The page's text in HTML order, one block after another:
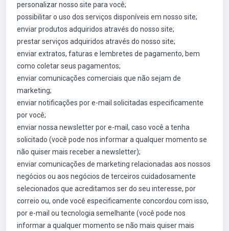
personalizar nosso site para você;
possibilitar o uso dos serviços disponíveis em nosso site;
enviar produtos adquiridos através do nosso site;
prestar serviços adquiridos através do nosso site;
enviar extratos, faturas e lembretes de pagamento, bem
como coletar seus pagamentos;
enviar comunicações comerciais que não sejam de
marketing;
enviar notificações por e-mail solicitadas especificamente
por você;
enviar nossa newsletter por e-mail, caso você a tenha
solicitado (você pode nos informar a qualquer momento se
não quiser mais receber a newsletter);
enviar comunicações de marketing relacionadas aos nossos
negócios ou aos negócios de terceiros cuidadosamente
selecionados que acreditamos ser do seu interesse, por
correio ou, onde você especificamente concordou com isso,
por e-mail ou tecnologia semelhante (você pode nos
informar a qualquer momento se não mais quiser mais